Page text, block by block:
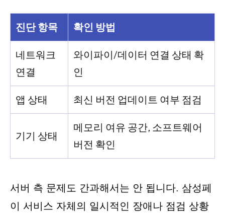
진단 항목 확인 방법
네트워크
연결
와이파이/데이터 연결 상태 확
인
앱 상태 최신 버전 업데이트 여부 점검
기기 상태
메모리 여유 공간, 소프트웨어
버전 확인
서버 측 문제도 간과해서는 안 됩니다. 삼성페
이 서비스 자체의 일시적인 장애나 점검 상황